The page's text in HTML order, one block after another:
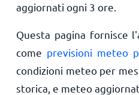
aggiornati ogni 3 ore.
Questa pagina fornisce
come previsioni meteo
condizioni meteo per
storica, e meteo